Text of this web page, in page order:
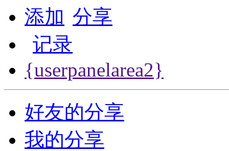
添加 分享
记录
{userpanelarea2}
好友的分享
我的分享